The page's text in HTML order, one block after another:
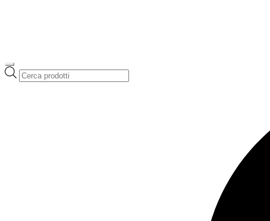
Ricerca
prodotti